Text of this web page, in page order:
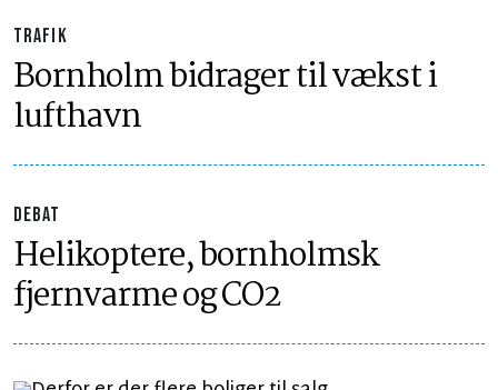
TRAFIK
Bornholm bidrager til vækst i
lufthavn
DEBAT
Helikoptere, bornholmsk
fjernvarme og CO2